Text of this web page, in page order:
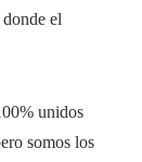
el
unidos
somos los